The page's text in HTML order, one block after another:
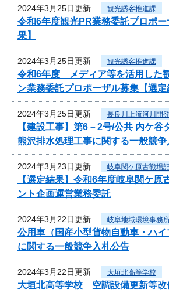
2024年3月25日更新 観光誘客推進課
令和6年度観光PR業務委託プロポ
果】
2024年3月25日更新 観光誘客推進課
令和6年度 メディア等を活用した
ン業務委託プロポーザル募集【選定
2024年3月25日更新 長良川上流河川開
【建設工事】第6－2号/公共 内ケ
熊沢排水処理工事に関する一般競争
2024年3月23日更新 岐阜関ケ原古戦場
【選定結果】令和6年度岐阜関ケ原
ント企画運営業務委託
2024年3月22日更新 岐阜地域環境事務
公用車（国産小型貨物自動車・ハ
に関する一般競争入札公告
2024年3月22日更新 大垣北高等学校
大垣北高等学校 空調設備更新等改